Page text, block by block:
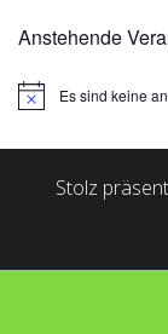
Anstehende
H
Es sind keine
Stolz